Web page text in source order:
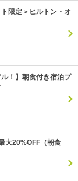
限定＞ヒルトン・オ
ル！】朝食付き宿泊プ
大20%OFF（朝食